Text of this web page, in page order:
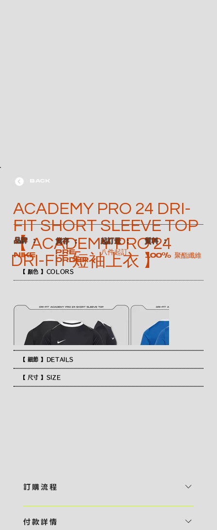
【 顏色 】COLORS
【 細節 】DETAILS
【 尺寸 】SIZE
BACK
ACADEMY PRO 24 DRI-
FIT SHORT SLEEVE TOP
【 ACADEMY PRO 24
DRI-FIT 短袖上衣 】
​品牌 ：
NIKE
​貨存 ：
Pre-
order
​起訂量 ：
八件起訂
​質料 ：
100% 聚酯纖維
訂 購 流 程
預 約 〉，參看官網上的商品目錄和作品照片去選擇心儀的款式，同時可
付 款 詳 情